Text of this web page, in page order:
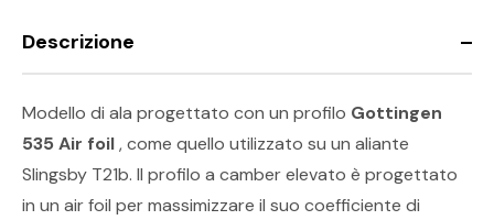
Descrizione
Modello di ala progettato con un profilo Gottingen
535 Air foil, come quello utilizzato su un aliante
Slingsby T21b. Il profilo a camber elevato è progettato
in un air foil per massimizzare il suo coefficiente di